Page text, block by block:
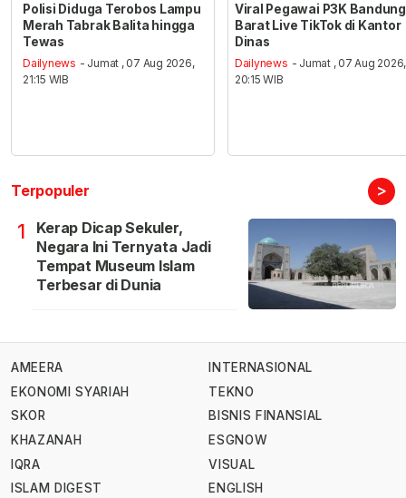
Polisi Diduga Terobos Lampu
Merah Tabrak Balita hingga
Tewas
Dailynews - Jumat , 07 Aug 2026,
21:15 WIB
Viral Pegawai P3K Bandung
Barat Live TikTok di Kantor
Dinas
Dailynews - Jumat , 07 Aug 2026,
20:15 WIB
Terpopuler >
1
Kerap Dicap Sekuler,
Negara Ini Ternyata Jadi
Tempat Museum Islam
Terbesar di Dunia
AMEERA
EKONOMI SYARIAH
SKOR
KHAZANAH
IQRA
ISLAM DIGEST
INTERNASIONAL
TEKNO
BISNIS FINANSIAL
ESGNOW
VISUAL
ENGLISH